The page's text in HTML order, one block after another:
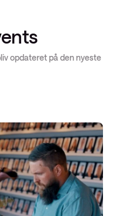
opdateret på den nyeste